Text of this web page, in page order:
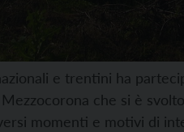
e trentini ha
che si è
momenti e motivi di